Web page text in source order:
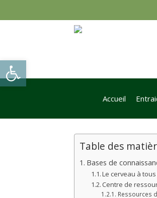
Ouvrir la barre d’outils
to
Accueil
Table des
Bases de
Le cerveau à
Centre de
Ressources